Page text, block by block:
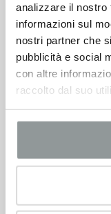
analizzare il nostro
informazioni sul
nostri partner che
pubblicità e social
con altre
raccolto dal suo